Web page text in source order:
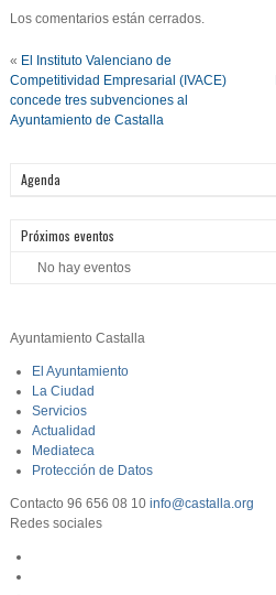
Los comentarios están cerrados.
« El Instituto Valenciano de
Competitividad Empresarial (IVACE)
concede tres subvenciones al
Ayuntamiento de Castalla
Agenda
Próximos eventos
No hay eventos
Ayuntamiento Castalla
El Ayuntamiento
La Ciudad
Servicios
Actualidad
Mediateca
Protección de Datos
Contacto 96 656 08 10 info@castalla.org
Redes sociales